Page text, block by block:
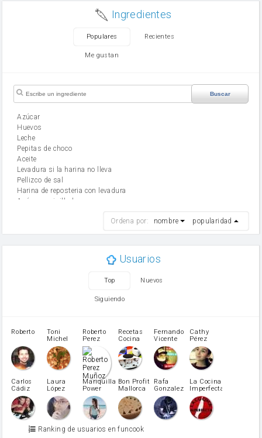
Ingredientes
Populares Recientes
Me gustan
Buscar
Azúcar
huevos
leche
Pepitas de choco
aceite
Levadura si la harina no lleva
Pellizco de sal
Harina de reposteria con levadura
Azúcar avainillado
mantequilla
Harina para bizcocho
patatas
pimiento rojo
Pimentón
pimiento verde
miel
vino blanco
Azúcar glass
Azúcar moreno
Zumo de limón
Ordena por: nombre popularidad
Usuarios
Top Nuevos
Siguiendo
Roberto
Toni
Michel
Caubet
Roberto
Perez
Muñoz
Recetas
Cocina
Fernando
Vicente
Cathy
Pérez
Carlos
Cádiz
Laura
López
Martínez
Mariquilla
Power
Bon Profit
Mallorca
Rafa
Gonzalez
La Cocina
Imperfecta
Ranking de usuarios en funcook